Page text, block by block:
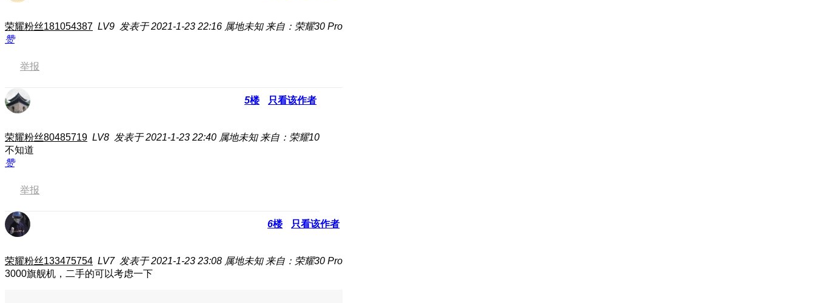
荣耀粉丝181054387 LV9 发表于 2021-1-23 22:16 属地未知 来自：荣耀30 Pro
赞
举报
5楼 只看该作者
荣耀粉丝80485719 LV8 发表于 2021-1-23 22:40 属地未知 来自：荣耀10
不知道
赞
举报
6楼 只看该作者
荣耀粉丝133475754 LV7 发表于 2021-1-23 23:08 属地未知 来自：荣耀30 Pro
3000旗舰机，二手的可以考虑一下